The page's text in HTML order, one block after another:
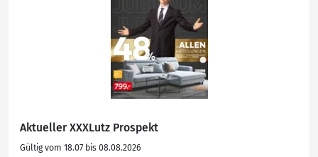
Aktueller XXXLutz Prospekt
Gültig vom 18.07 bis 08.08.2026